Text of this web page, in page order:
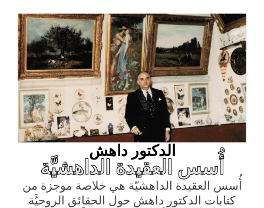
الدكتور داهش
أُسس العقيدة الداهشيَّة
أُسس العقيدة الداهشيّة هي خلاصة موجزة من
كتابات الدكتور داهش حول الحقائق الروحيَّة